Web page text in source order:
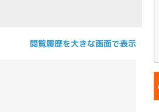
閲覧履歴を大きな画面で表示